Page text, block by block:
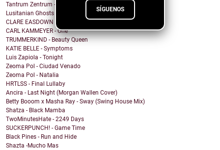
SÍGUENOS
Tantrum Zentrum - Don't Be A Fascist
Lusitanian Ghosts - September
CLARE EASDOWN - I Break
CARL KAMMEYER - One
TRUMMERKIND - Beauty Queen
KATIE BELLE - Symptoms
Luis Zapiola - Tonight
Zeoma Pol - Ciudad Venado
Zeoma Pol - Natalia
HRTLSS - Final Lullaby
Ancira - Last Night (Morgan Wallen Cover)
Betty Booom x Masha Ray - Sway (Swing House Mix)
Shatza - Black Mamba
TwoMinutesHate - 2249 Days
SUCKERPUNCH! - Game Time
Black Pines - Run and Hide
Shazta -Mucho Mas